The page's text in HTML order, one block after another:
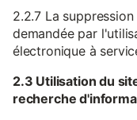
2.2.7 La
demandée par
électronique à
2.3 Utilisation du
recherche